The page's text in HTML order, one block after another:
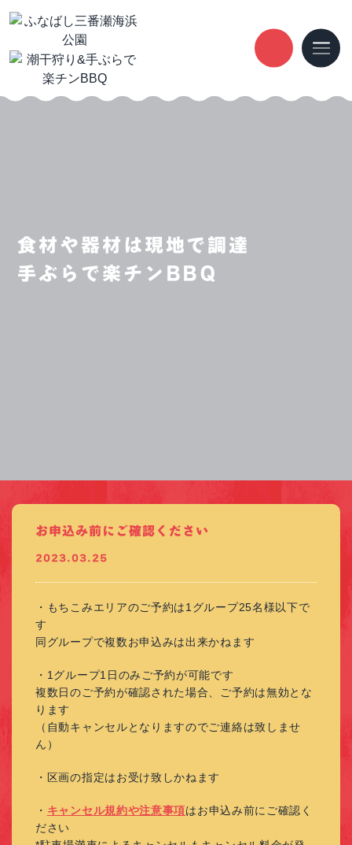
食材や器材は現地で調達
手ぶらで楽チンBBQ
お申込み前にご確認ください
2023.03.25
・もちこみエリアのご予約は1グループ25名様以下で
す
同グループで複数お申込みは出来かねます
・1グループ1日のみご予約が可能です
複数日のご予約が確認された場合、ご予約は無効とな
ります
（自動キャンセルとなりますのでご連絡は致しませ
ん）
・区画の指定はお受け致しかねます
・ キャンセル規約や注意事項はお申込み前にご確認く
ださい